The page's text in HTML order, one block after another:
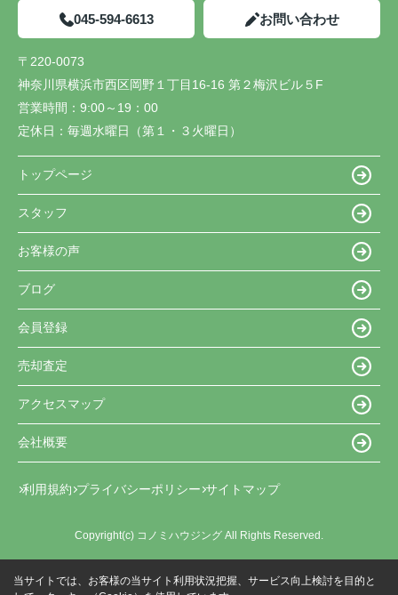
045-594-6613 お問い合わせ
〒220-0073
神奈川県横浜市西区岡野１丁目16-16 第２梅沢ビル５F
営業時間： 9:00～19：00
定休日： 毎週水曜日（第１・３火曜日）
トップページ
スタッフ
お客様の声
ブログ
会員登録
売却査定
アクセスマップ
会社概要
利用規約 プライバシーポリシー サイトマップ
Copyright(c) コノミハウジング All Rights Reserved.
当サイトでは、お客様の当サイト利用状況把握、サービス向上検討を目的と